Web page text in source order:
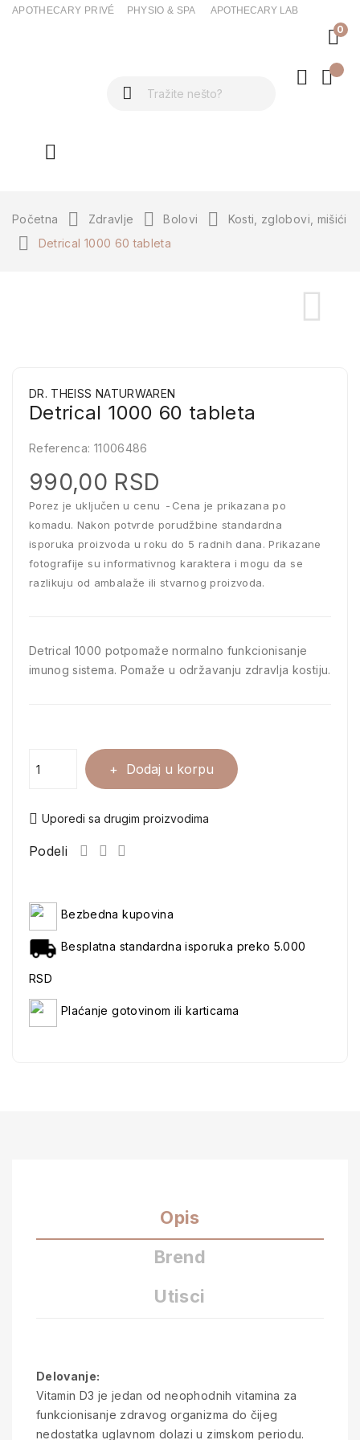
APOTHECARY PRIVÉ PHYSIO & SPA APOTHECARY LAB
0
Početna Zdravlje Bolovi
Kosti, zglobovi, mišići
Detrical 1000 60 tableta
DR. THEISS NATURWAREN
Detrical 1000 60 tableta
Referenca: 11006486
990,00 RSD
Porez je uključen u cenu
Cena je prikazana po
komadu. Nakon potvrde porudžbine standardna
isporuka proizvoda u roku do 5 radnih dana. Prikazane
fotografije su informativnog karaktera i mogu da se
razlikuju od ambalaže ili stvarnog proizvoda.
Detrical 1000 potpomaže normalno funkcionisanje
imunog sistema. Pomaže u održavanju zdravlja kostiju.
Dodaj u korpu
Uporedi sa drugim proizvodima
Podeli
Bezbedna kupovina
Besplatna standardna isporuka preko 5.000
RSD
Plaćanje gotovinom ili karticama
Opis
Brend
Utisci
Delovanje:
Vitamin D3 je jedan od neophodnih vitamina za
funkcionisanje zdravog organizma do čijeg
nedostatka uglavnom dolazi u zimskom periodu.